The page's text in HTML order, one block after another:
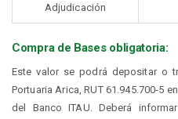
Adjudicación
Compra de Bases obligatoria:
Este valor se podrá depositar o
Portuaria Arica, RUT 61.945.700-5
del Banco ITAU. Deberá